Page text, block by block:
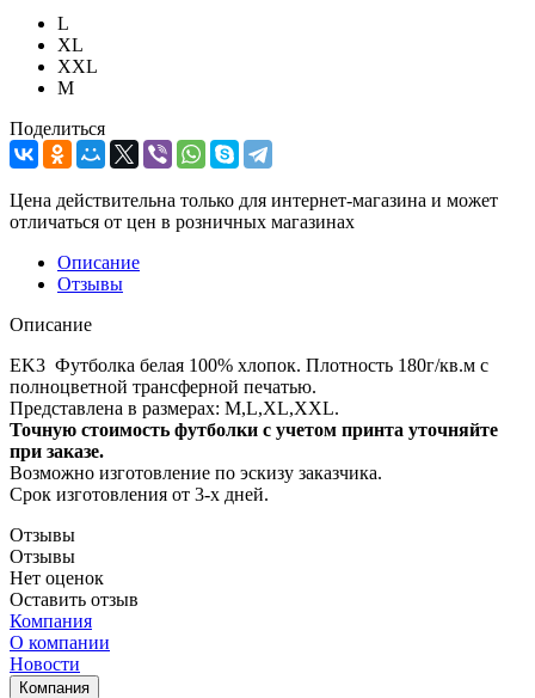
L
XL
XXL
М
Поделиться
Цена действительна только для интернет-магазина и может
отличаться от цен в розничных магазинах
Описание
Отзывы
Описание
EK3 Футболка белая 100% хлопок. Плотность 180г/кв.м с
полноцветной трансферной печатью.
Представлена в размерах: M,L,XL,XXL.
Точную стоимость футболки с учетом принта уточняйте
при заказе.
Возможно изготовление по эскизу заказчика.
Срок изготовления от 3-х дней.
Отзывы
Отзывы
Нет оценок
Оставить отзыв
Компания
О компании
Новости
Компания